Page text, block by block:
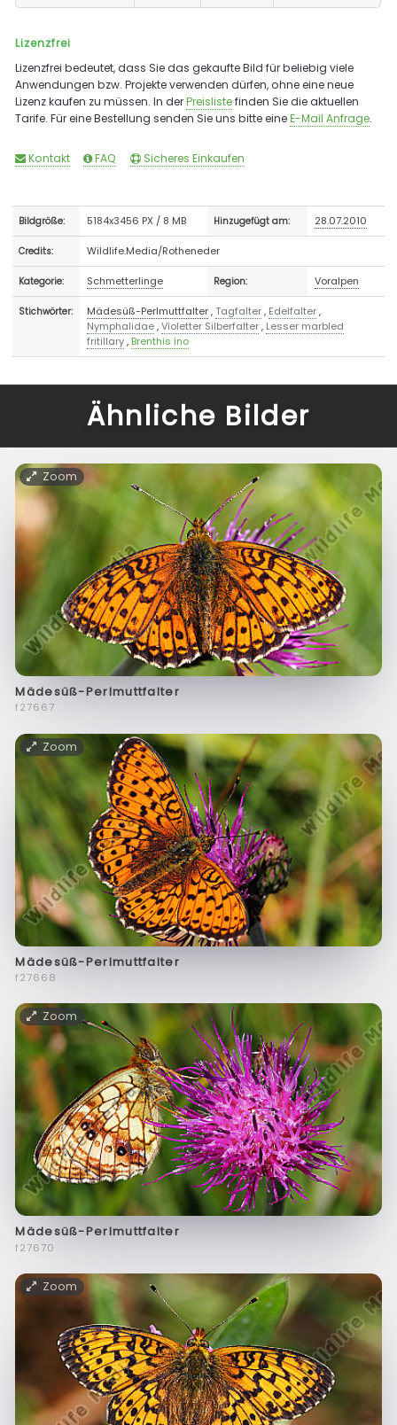
Lizenzfrei
Lizenzfrei bedeutet, dass Sie das gekaufte Bild für beliebig viele
Anwendungen bzw. Projekte verwenden dürfen, ohne eine neue
Lizenz kaufen zu müssen. In derPreislistefinden Sie die aktuellen
Tarife. Für eine Bestellung senden Sie uns bitte eineE-Mail Anfrage.
Kontakt FAQ Sicheres Einkaufen
Bildgröße: 5184x3456 PX / 8 MB Hinzugefügt am: 28.07.2010
Credits: Wildlife.Media/Rotheneder
Kategorie: Schmetterlinge Region: Voralpen
Stichwörter: Mädesüß-Perlmuttfalter,Tagfalter, Edelfalter,
Nymphalidae,Violetter Silberfalter, Lesser marbled
fritillary, Brenthis ino
Ähnliche Bilder
Zoom
Mädesüß-Perlmuttfalter
f27667
Zoom
Mädesüß-Perlmuttfalter
f27668
Zoom
Mädesüß-Perlmuttfalter
f27670
Zoom